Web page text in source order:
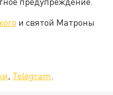
и святой Матроны
, Telegram.